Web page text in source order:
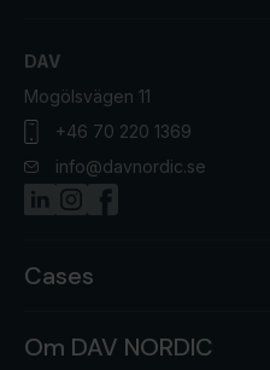
DAV
Mogölsvägen 11
+46 70 220 1369
info@davnordic.se
Cases
Om DAV NORDIC